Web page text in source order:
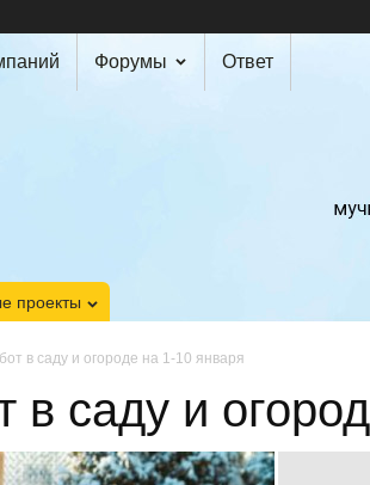
Форумы Ответ
проекты
в саду и огороде на 1-10 января
в саду и